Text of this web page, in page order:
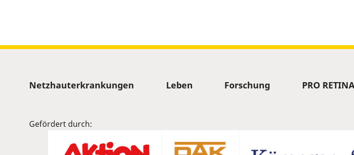
Sitemap
Netzhauterkrankungen Leben Forschung PRO RETINA
Gefördert durch: